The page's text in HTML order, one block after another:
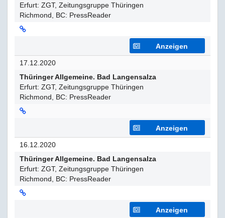
Erfurt: ZGT, Zeitungsgruppe Thüringen
Richmond, BC: PressReader
Anzeigen
17.12.2020
Thüringer Allgemeine. Bad Langensalza
Erfurt: ZGT, Zeitungsgruppe Thüringen
Richmond, BC: PressReader
Anzeigen
16.12.2020
Thüringer Allgemeine. Bad Langensalza
Erfurt: ZGT, Zeitungsgruppe Thüringen
Richmond, BC: PressReader
Anzeigen